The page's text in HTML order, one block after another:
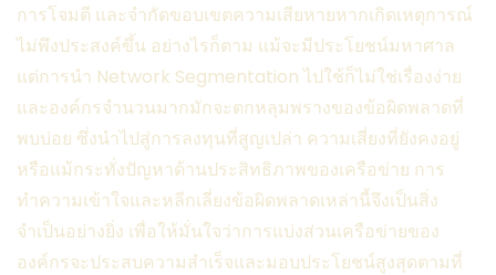
การโจมตี และจำกัดขอบเขตความเสียหายหากเกิดเหตุการณ์
ไม่พึงประสงค์ขึ้น อย่างไรก็ตาม แม้จะมีประโยชน์มหาศาล
แต่การนำ Network Segmentation ไปใช้ก็ไม่ใช่เรื่องง่าย
และองค์กรจำนวนมากมักจะตกหลุมพรางของข้อผิดพลาดที่
พบบ่อย ซึ่งนำไปสู่การลงทุนที่สูญเปล่า ความเสี่ยงที่ยังคงอยู่
หรือแม้กระทั่งปัญหาด้านประสิทธิภาพของเครือข่าย การ
ทำความเข้าใจและหลีกเลี่ยงข้อผิดพลาดเหล่านี้จึงเป็นสิ่ง
จำเป็นอย่างยิ่ง เพื่อให้มั่นใจว่าการแบ่งส่วนเครือข่ายของ
องค์กรจะประสบความสำเร็จและมอบประโยชน์สูงสุดตามที่